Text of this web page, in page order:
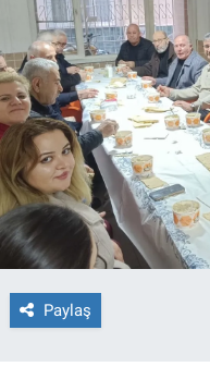
Paylaş
Tüm Haberler
İletişim
Künye
Süper Lig Puan
Tüm Manşetler
Son Dakika
Haber Arşivi